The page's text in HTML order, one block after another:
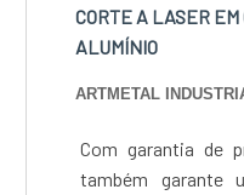
CORTE A LASER
ALUMÍNIO
ARTMETAL
Com garantia de
também garante